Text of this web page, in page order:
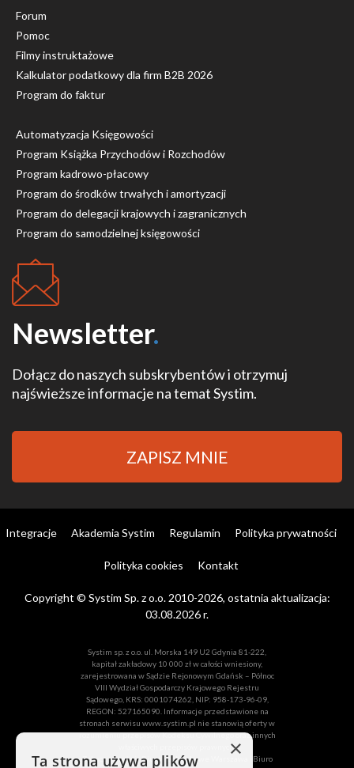
Forum
Pomoc
Filmy instruktażowe
Kalkulator podatkowy dla firm B2B 2026
Program do faktur
Automatyzacja Księgowości
Program Książka Przychodów i Rozchodów
Program kadrowo-płacowy
Program do środków trwałych i amortyzacji
Program do delegacji krajowych i zagranicznych
Program do samodzielnej księgowości
Newsletter.
Dołącz do naszych subskrybentów i otrzymuj
najświeższe informacje na temat Systim.
ZAPISZ MNIE
Integracje Akademia Systim Regulamin Polityka prywatności
Polityka cookies Kontakt
Copyright © Systim Sp. z o.o. 2010-2026, ostatnia aktualizacja:
03.08.2026 r.
Systim sp. z o.o. ul. Morska 149 U2 Gdynia 81-222,
kapitał zakładowy 10 000 zł w całości wniesiony,
zarejestrowana w Sądzie Rejonowym Gdańsk – Północ
VIII Wydział Gospodarczy Krajowego Rejestru
Sądowego, KRS: 0001074262, NIP: 958-173-96-09,
REGON: 527165090. Informacje przedstawione na
stronach serwisu www.systim.pl nie stanowią oferty w
rozumieniu przepisów Kodeksu Cywilnego oraz innych
właściwych przepisów prawnych.
Zobacz również: Biuro Rachunkowe Warszawa
Biuro
×
Ta strona używa plików